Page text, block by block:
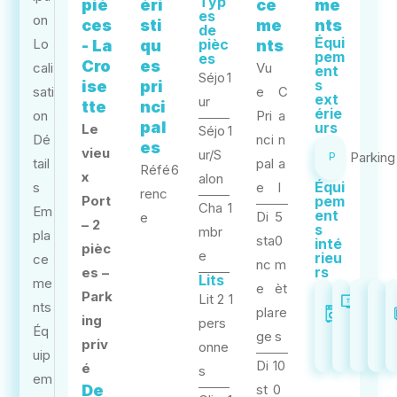
on
Lo
cali
sati
on
Dé
tail
s
Em
pla
ce
me
nts
Éq
uip
em
piè
ces
- La
Cro
ise
tte
Le
vieu
x
Port
– 2
pièc
es –
Park
ing
priv
é
De
éri
sti
qu
es
pri
nci
pal
es
Réfé
renc
e
6
es
de
pièc
es
Séjo
ur
1
Séjo
ur/S
alon
1
Cha
mbr
e
1
Lits
Lit 2
pers
onne
s
1
ce
me
nts
Vu
e
Pri
nci
pal
e
C
a
n
a
l
Di
sta
nc
e
pla
ge
5
0
m
èt
re
s
Di
st
10
0
me
nts
Équi
pem
ent
s
ext
érie
urs
P Parking
Équi
pem
ent
s
inté
rieu
rs
Lave-